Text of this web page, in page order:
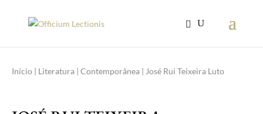
Início | Literatura | Contemporânea | José Rui Teixeira Luto